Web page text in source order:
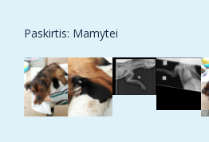
Paskirtis: Mamytei